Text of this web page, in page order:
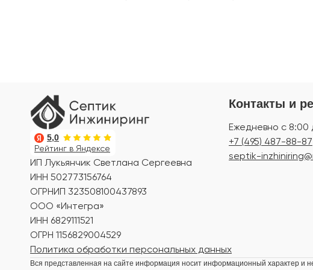
Рейтинг в Яндексе
5,0
ИП Лукьянчик Светлана Сергеевна
ИНН 502773156764
ОГРНИП 323508100437893
ООО «Интегра»
ИНН 6829111521
ОГРН 1156829004529
Политика обработки персональных данных
Контакты и
Ежедневно с 8:00
+7 (495) 487-88-87
septik-
Вся представленная на сайте информация носит информационный характер и